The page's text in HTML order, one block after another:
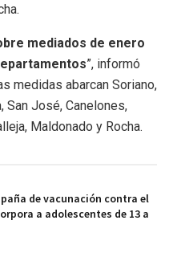
mediados de enero
”, informó
medidas abarcan Soriano,
San José, Canelones,
Maldonado y Rocha.
de vacunación contra el
a adolescentes de 13 a